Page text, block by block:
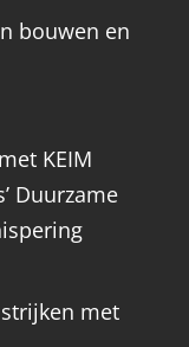
bouwen en
KEIM
Duurzame
met